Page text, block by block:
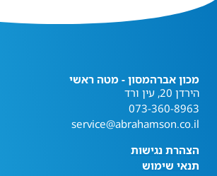
מכון אברהמסון - מטה ראשי
הירדן 20, עין ורד
073-360-8963
service@abrahamson.co.il
הצהרת נגישות
תנאי שימוש